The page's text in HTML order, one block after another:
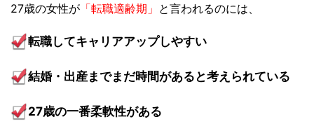
27歳の女性が 「転職適齢期」 と言われるのには、
転職してキャリアアップしやすい
結婚・出産までまだ時間があると考えられている
27歳の一番柔軟性がある